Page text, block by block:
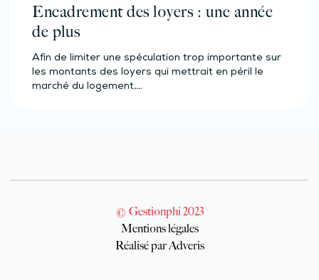
Encadrement des loyers : une année
de plus
Afin de limiter une spéculation trop importante sur
les montants des loyers qui mettrait en péril le
marché du logement,…
© Gestionphi 2023
Mentions légales
Réalisé par Adveris